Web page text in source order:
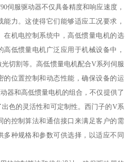
伺服驱动器不仅具备精度和响应速度，
力。这使得它们能够适应工况要求，
在机电控制系统中，高低惯量电机的选
低惯量电机广泛应用于机械设备中，
切割等。高低惯量电机配合V系列伺服
的位置控制和动态性能，确保设备的运
器和高低惯量电机的组合，不仅提供了
色的灵活性和可定制性。西门子的V系
的控制算法和通信接口来满足客户的需
多种规格和参数可供选择，以适应不同